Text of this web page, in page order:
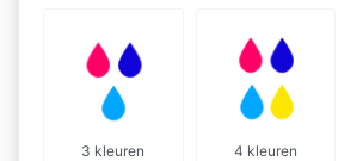
3 kleuren
4 kleuren